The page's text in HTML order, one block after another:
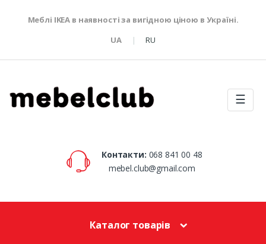
Меблі IKEA в наявності за вигідною ціною в Україні.
UA
RU
☰
Контакти: 068 841 00 48
mebel.club@gmail.com
Каталог товарів